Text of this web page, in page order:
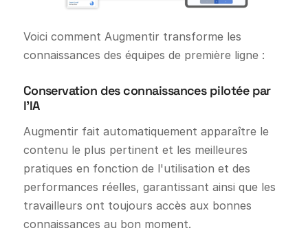
Voici comment Augmentir transforme les
connaissances des équipes de première ligne :
Conservation des connaissances pilotée par
l'IA
Augmentir fait automatiquement apparaître le
contenu le plus pertinent et les meilleures
pratiques en fonction de l'utilisation et des
performances réelles, garantissant ainsi que les
travailleurs ont toujours accès aux bonnes
connaissances au bon moment.